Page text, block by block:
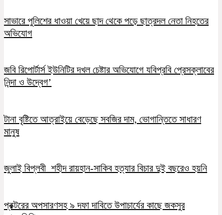
সাভারে পুলিশের ধাওয়া খেয়ে ছাদ থেকে পড়ে ছাত্রদল নেতা নিহতের
অভিযোগ
জবি রিপোর্টার্স ইউনিটির দখল চেষ্টার অভিযোগে যবিপ্রবি প্রেসক্লাবের
নিন্দা ও উদ্বেগ’
টানা বৃষ্টিতে আত্রাইয়ে বেড়েছে সবজির দাম, ভোগান্তিতে সাধারণ
মানুষ
জুলাই বিপ্লবী শহীদ রায়হান-সাকিব হত্যার বিচার দুই বছরেও হয়নি
প্রক্টরের অপসারণসহ ৯ দফা দাবিতে উপাচার্যের কাছে জকসুর